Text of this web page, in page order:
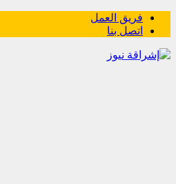
فريق العمل
اتصل بنا